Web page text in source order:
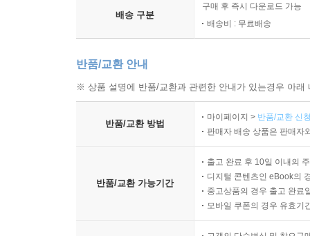
배송 구분
구매 후 즉시 다운로드 가능
배송비 : 무료배송
반품/교환 안내
※ 상품 설명에 반품/교환과 관련한 안내가 있는경우 아
반품/교환 방법
마이페이지 > 반품/교환 신
판매자 배송 상품은 판매자
반품/교환 가능기간
출고 완료 후 10일 이내의
디지털 콘텐츠인 eBook의
중고상품의 경우 출고 완료
모바일 쿠폰의 경우 유효기